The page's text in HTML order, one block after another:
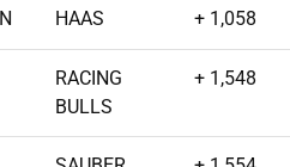
HAAS + 1,058
RACING
BULLS
+ 1,548